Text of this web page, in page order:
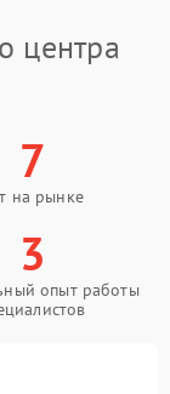
центра
7
на рынке
3
опыт работы